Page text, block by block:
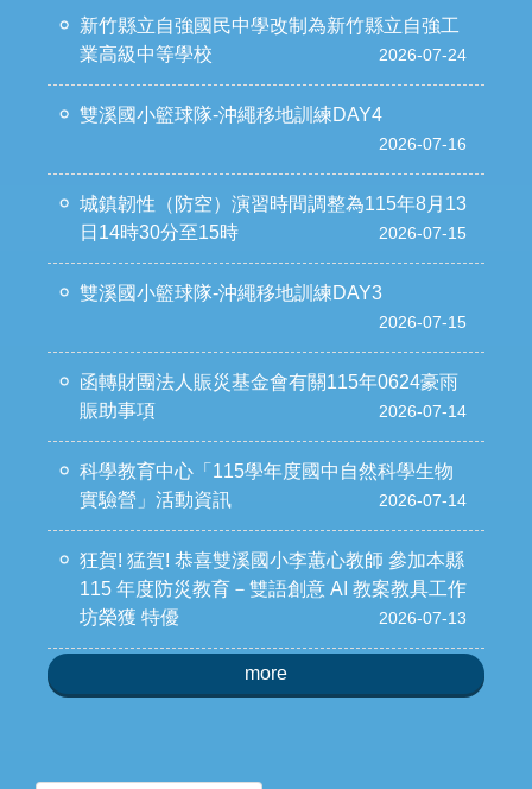
新竹縣立自強國民中學改制為新竹縣立自強工
業高級中等學校
2026-07-24
雙溪國小籃球隊-沖繩移地訓練DAY4
2026-07-16
城鎮韌性（防空）演習時間調整為115年8月13
日14時30分至15時
2026-07-15
雙溪國小籃球隊-沖繩移地訓練DAY3
2026-07-15
函轉財團法人賑災基金會有關115年0624豪雨
賑助事項
2026-07-14
科學教育中心「115學年度國中自然科學生物
實驗營」活動資訊
2026-07-14
狂賀! 猛賀! 恭喜雙溪國小李蕙心教師 參加本縣
115 年度防災教育－雙語創意 AI 教案教具工作
坊榮獲 特優
2026-07-13
more